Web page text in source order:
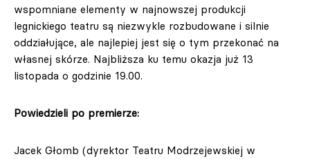
wspomniane elementy w najnowszej produkcji
legnickiego teatru są niezwykle rozbudowane i silnie
oddziałujące, ale najlepiej jest się o tym przekonać na
własnej skórze. Najbliższa ku temu okazja już 13
listopada o godzinie 19.00.
Powiedzieli po premierze:
Jacek Głomb (dyrektor Teatru Modrzejewskiej w